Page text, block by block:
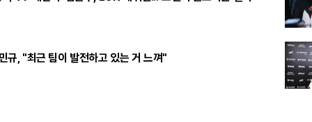
규, "최근 팀이 발전하고 있는 거 느껴"